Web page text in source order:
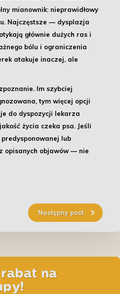
mianownik: nieprawidłowy
Najczęstsze — dysplazja
głównie dużych ras i
bólu i ograniczenia
atakuje inaczej, ale
Im szybciej
tym więcej opcji
do dyspozycji lekarza
życia czeka psa. Jeśli
lub
opisanych objawów — nie
Następny post
na